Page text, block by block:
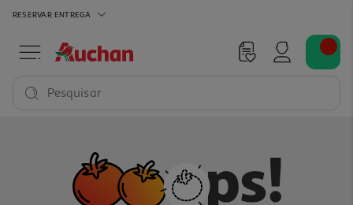
RESERVAR ENTREGA
Pesquisar